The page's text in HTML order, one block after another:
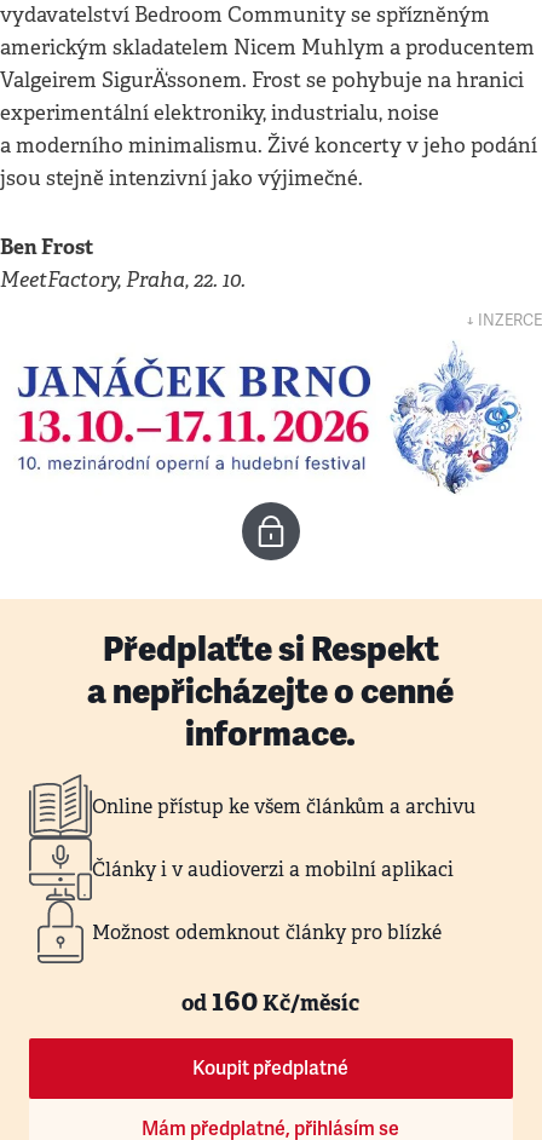
vydavatelství Bedroom Community se spřízněným
americkým skladatelem Nicem Muhlym a producentem
Valgeirem SigurÄ‘ssonem. Frost se pohybuje na hranici
experimentální elektroniky, industrialu, noise
a moderního minimalismu. Živé koncerty v jeho podání
jsou stejně intenzivní jako výjimečné.
Ben Frost
MeetFactory, Praha, 22. 10.
↓ INZERCE
Předplaťte si Respekt
a nepřicházejte o cenné
informace.
Online přístup ke všem článkům a archivu
Články i v audioverzi a mobilní aplikaci
Možnost odemknout články pro blízké
od160Kč/měsíc
Koupit předplatné
Mám předplatné, přihlásím se